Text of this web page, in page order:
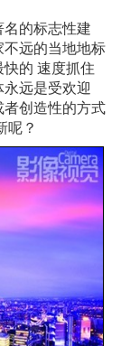
的标志性建
远的当地地标
的 速度抓住
远是受欢迎
创造性的方式
呢？